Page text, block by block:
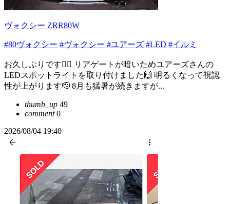
ヴォクシー ZRR80W
#80ヴォクシー #ヴォクシー #ユアーズ #LED #イルミ
お久しぶりです🙇‍♂️ リアゲートが暗いためユアーズさんの
LEDスポットライトを取り付けました🙌 明るくなって視認
性が上がります🫡 8月も猛暑が続きますが...
thumb_up 49
comment0
2026/08/04 19:40